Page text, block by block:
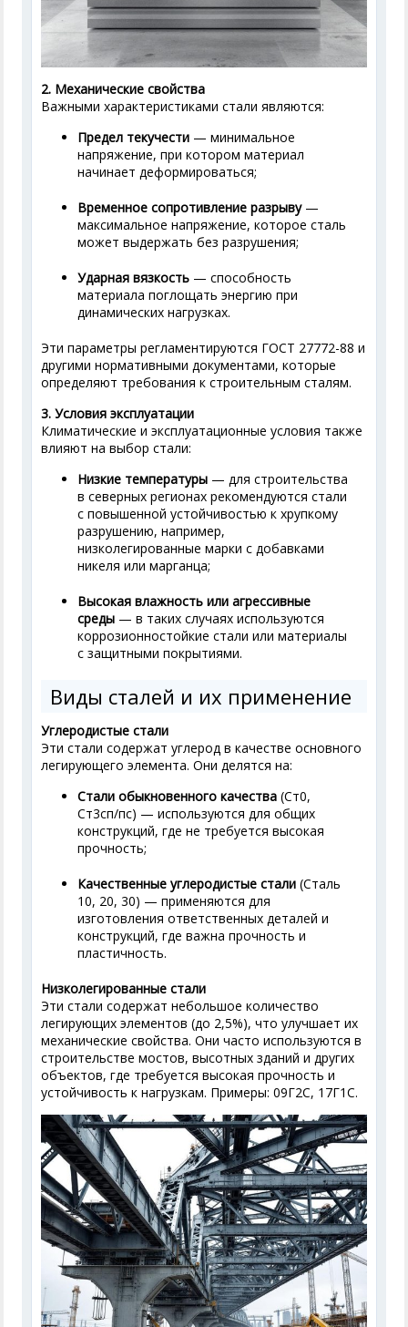
2. Механические свойства
Важными характеристиками стали являются:
Предел текучести — минимальное
напряжение, при котором материал
начинает деформироваться;
Временное сопротивление разрыву—
максимальное напряжение, которое сталь
может выдержать без разрушения;
Ударная вязкость — способность
материала поглощать энергию при
динамических нагрузках.
Эти параметры регламентируются ГОСТ 27772-88 и
другими нормативными документами, которые
определяют требования к строительным сталям.
3. Условия эксплуатации
Климатические и эксплуатационные условия также
влияют на выбор стали:
Низкие температуры — для строительства
в северных регионах рекомендуются стали
с повышенной устойчивостью к хрупкому
разрушению, например,
низколегированные марки с добавками
никеля или марганца;
Высокая влажность или агрессивные
среды — в таких случаях используются
коррозионностойкие стали или материалы
с защитными покрытиями.
Виды сталей и их применение
Углеродистые стали
Эти стали содержат углерод в качестве основного
легирующего элемента. Они делятся на:
Стали обыкновенного качества (Ст0,
Ст3сп/пс) — используются для общих
конструкций, где не требуется высокая
прочность;
Качественные углеродистые стали (Сталь
10, 20, 30) — применяются для
изготовления ответственных деталей и
конструкций, где важна прочность и
пластичность.
Низколегированные стали
Эти стали содержат небольшое количество
легирующих элементов (до 2,5%), что улучшает их
механические свойства. Они часто используются в
строительстве мостов, высотных зданий и других
объектов, где требуется высокая прочность и
устойчивость к нагрузкам. Примеры: 09Г2С, 17Г1С.